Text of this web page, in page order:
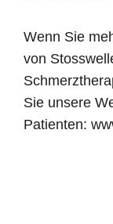
Wenn Sie
von
Sie unsere
Patienten: